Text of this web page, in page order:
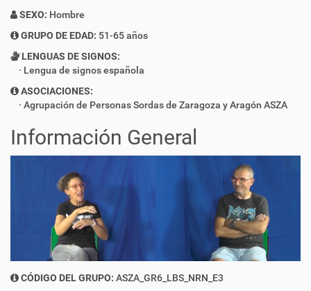
SEXO: Hombre
GRUPO DE EDAD: 51-65 años
LENGUAS DE SIGNOS:
Lengua de signos española
ASOCIACIONES:
Agrupación de Personas Sordas de Zaragoza y Aragón ASZA
Información General
CÓDIGO DEL GRUPO: ASZA_GR6_LBS_NRN_E3